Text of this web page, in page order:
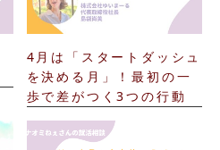
4月は「スタートダッシュ
を決める月」！最初の一
歩で差がつく3つの行動